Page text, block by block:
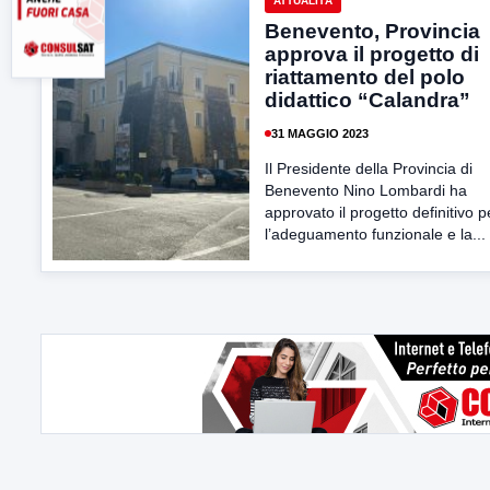
Benevento, Provincia
approva il progetto di
riattamento del polo
didattico “Calandra”
31 MAGGIO 2023
Il Presidente della Provincia di
Benevento Nino Lombardi ha
approvato il progetto definitivo
l’adeguamento funzionale e la...